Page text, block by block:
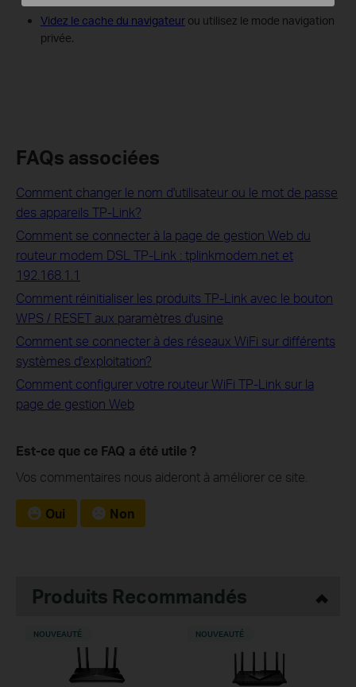
Videz le cache du navigateurou utilisez le mode navigation
privée.
FAQs associées
Comment changer le nom d'utilisateur ou le mot de passe
des appareils TP-Link?
Comment se connecter à la page de gestion Web du
routeur modem DSL TP-Link : tplinkmodem.net et
192.168.1.1
Comment réinitialiser les produits TP-Link avec le bouton
WPS / RESET aux paramètres d'usine
Comment se connecter à des réseaux WiFi sur différents
systèmes d'exploitation?
Comment configurer votre routeur WiFi TP-Link sur la
page de gestion Web
Est-ce que ce FAQ a été utile ?
Vos commentaires nous aideront à améliorer ce site.
Oui Non
Produits Recommandés
NOUVEAUTÉ NOUVEAUTÉ